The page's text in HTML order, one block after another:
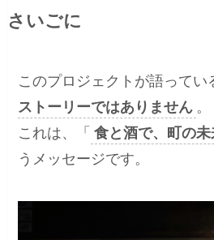
さいごに
このプロジェクトが語ってい
ストーリーではありません 。
これは、「 食と酒で、町の未
うメッセージです。